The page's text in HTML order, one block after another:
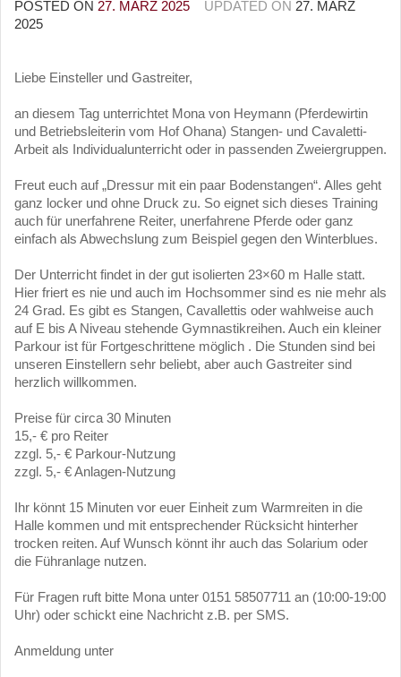
POSTED ON 27. MÄRZ 2025 UPDATED ON 27. MÄRZ
2025
Liebe Einsteller und Gastreiter,
an diesem Tag unterrichtet Mona von Heymann (Pferdewirtin
und Betriebsleiterin vom Hof Ohana) Stangen- und Cavaletti-
Arbeit als Individualunterricht oder in passenden Zweiergruppen.
Freut euch auf „Dressur mit ein paar Bodenstangen“. Alles geht
ganz locker und ohne Druck zu. So eignet sich dieses Training
auch für unerfahrene Reiter, unerfahrene Pferde oder ganz
einfach als Abwechslung zum Beispiel gegen den Winterblues.
Der Unterricht findet in der gut isolierten 23×60 m Halle statt.
Hier friert es nie und auch im Hochsommer sind es nie mehr als
24 Grad. Es gibt es Stangen, Cavallettis oder wahlweise auch
auf E bis A Niveau stehende Gymnastikreihen. Auch ein kleiner
Parkour ist für Fortgeschrittene möglich . Die Stunden sind bei
unseren Einstellern sehr beliebt, aber auch Gastreiter sind
herzlich willkommen.
Preise für circa 30 Minuten
15,- € pro Reiter
zzgl. 5,- € Parkour-Nutzung
zzgl. 5,- € Anlagen-Nutzung
Ihr könnt 15 Minuten vor euer Einheit zum Warmreiten in die
Halle kommen und mit entsprechender Rücksicht hinterher
trocken reiten. Auf Wunsch könnt ihr auch das Solarium oder
die Führanlage nutzen.
Für Fragen ruft bitte Mona unter 0151 58507711 an (10:00-19:00
Uhr) oder schickt eine Nachricht z.B. per SMS.
Anmeldung unter